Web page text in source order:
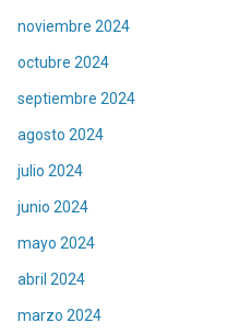
noviembre 2024
octubre 2024
septiembre 2024
agosto 2024
julio 2024
junio 2024
mayo 2024
abril 2024
marzo 2024